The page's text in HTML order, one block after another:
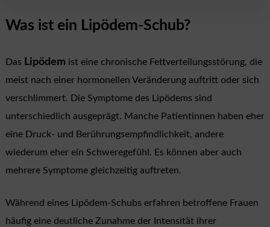
Was ist ein Lipödem-Schub?
Das Lipödem ist eine chronische Fettverteilungsstörung, die
meist nach einer hormonellen Veränderung auftritt oder sich
verschlimmert. Die Symptome des Lipödems sind
unterschiedlich ausgeprägt. Manche Patientinnen haben eher
eine Druck- und Berührungsempfindlichkeit, andere
wiederum eher ein Schweregefühl. Es können aber auch
mehrere Symptome gleichzeitig auftreten.
Während eines Lipödem-Schubs erfahren betroffene Frauen
häufig eine deutliche Zunahme der Intensität ihrer